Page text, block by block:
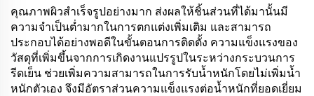
คุณภาพผิวสำเร็จรูปอย่างมาก ส่งผลให้ชิ้นส่วนที่ได้มานั้นมี
ความจำเป็นต่ำมากในการตกแต่งเพิ่มเติม และสามารถ
ประกอบได้อย่างพอดีในขั้นตอนการติดตั้ง ความแข็งแรงของ
วัสดุที่เพิ่มขึ้นจากการเกิดงานแปรรูปในระหว่างกระบวนการ
รีดเย็น ช่วยเพิ่มความสามารถในการรับน้ำหนักโดยไม่เพิ่มน้ำ
หนักตัวเอง จึงมีอัตราส่วนความแข็งแรงต่อน้ำหนักที่ยอดเยี่ยม